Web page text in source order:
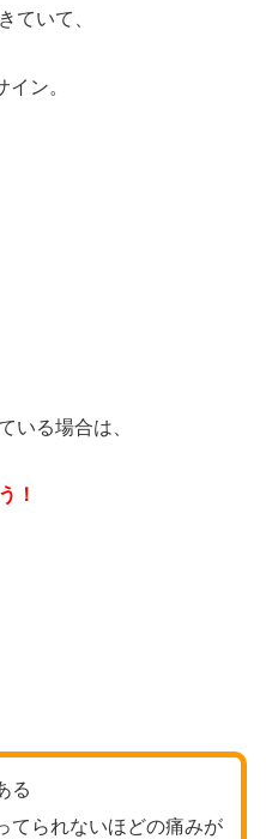
ていて、
ン。
いる場合は、
！
る
てられないほどの痛みが